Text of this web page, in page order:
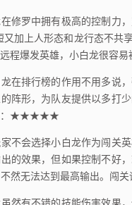
罗中拥有极高的控制力，
又加上人形态和龙行态不共
远程爆发英雄，小白龙很
排行榜的作用不用多说，
阵形，为队友提供以多打
分：★★★★★
会选择小白龙作为闯关英
的效果，但如果控制不好
不然无法达到最高输出。